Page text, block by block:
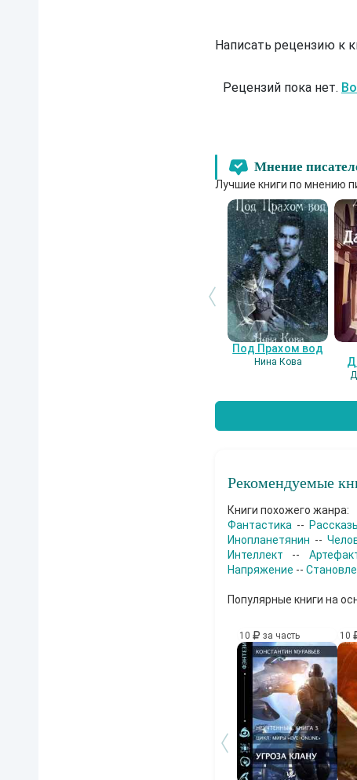
Написать рецензию к
Рецензий пока нет.
Мнение
Лучшие книги по мнению
Под Прахом вод
Нина Кова
Рекомендуемые
Книги похожего жанра:
Фантастика --
Инопланетянин --
Интеллект --
Напряжение --
Популярные книги на
10 за часть 10